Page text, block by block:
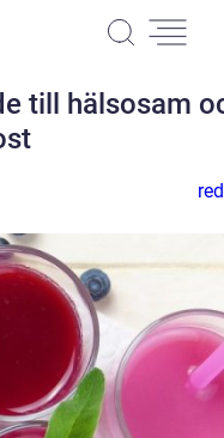
till hälsosam